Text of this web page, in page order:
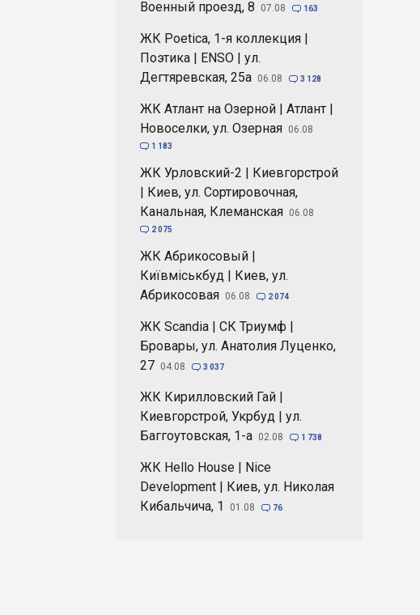
Военный проезд, 8
07.08  163
ЖК Poetica, 1-я коллекция |
Поэтика | ENSO | ул.
Дегтяревская, 25а 06.08  3 128
ЖК Атлант на Озерной | Атлант |
Новоселки, ул. Озерная 06.08
 1 183
ЖК Урловский-2 | Киевгорстрой
| Киев, ул. Сортировочная,
Канальная, Клеманская 06.08
 2 075
ЖК Абрикосовый |
Київміськбуд | Киев, ул.
Абрикосовая 06.08  2 074
ЖК Scandia | СК Триумф |
Бровары, ул. Анатолия Луценко,
27 04.08  3 037
ЖК Кирилловский Гай |
Киевгорстрой, Укрбуд | ул.
Баггоутовская, 1-а 02.08  1 738
ЖК Hello House | Nice
Development | Киев, ул. Николая
Кибальчича, 1
01.08  76